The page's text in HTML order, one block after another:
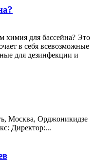
химия для бассейна? Это
в себя всевозможные
для дезинфекции и
Москва, Орджоникидзе
Директор:...